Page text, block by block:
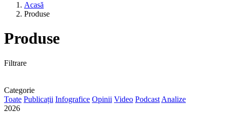
Acasă
Produse
Produse
Filtrare
Categorie
Toate Publicații Infografice Opinii Video Podcast Analize
2026